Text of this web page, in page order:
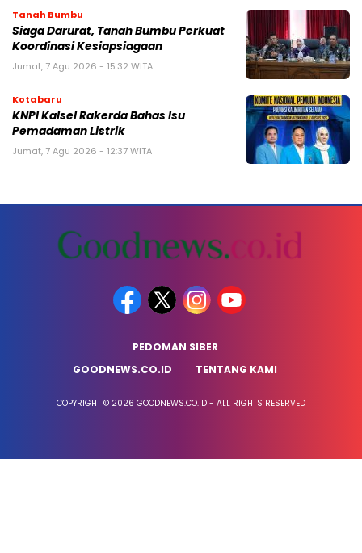
Tanah Bumbu
Siaga Darurat, Tanah Bumbu Perkuat
Koordinasi Kesiapsiagaan
Jumat, 7 Agu 2026 - 15:32 WITA
Kotabaru
KNPI Kalsel Rakerda Bahas Isu
Pemadaman Listrik
Jumat, 7 Agu 2026 - 12:37 WITA
PEDOMAN SIBER
GOODNEWS.CO.ID
TENTANG KAMI
COPYRIGHT © 2026 GOODNEWS.CO.ID - ALL RIGHTS RESERVED